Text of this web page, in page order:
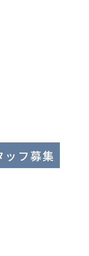
ッフ募集